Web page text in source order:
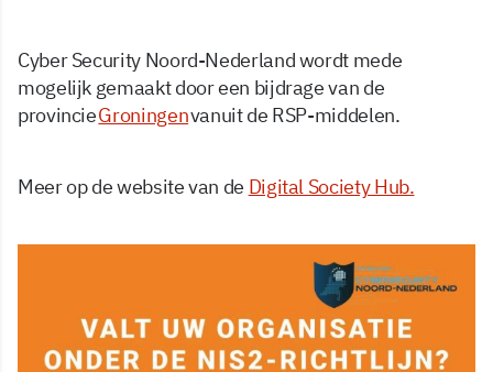
Cyber Security Noord-Nederland wordt mede
mogelijk gemaakt door een bijdrage van de
provincieGroningenvanuit de RSP-middelen.
Meer op de website van de Digital Society Hub.